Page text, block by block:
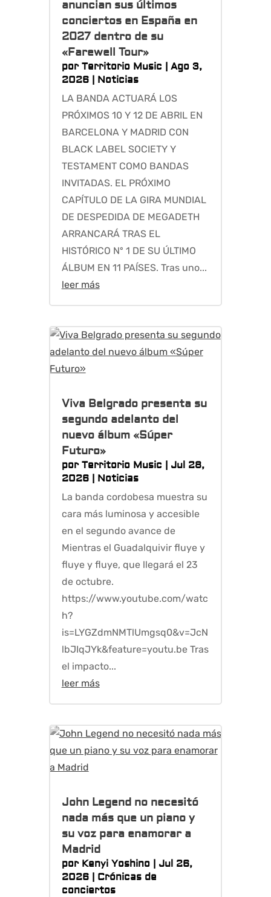
anuncian sus últimos
conciertos en España en
2027 dentro de su
«Farewell Tour»
por Territorio Music | Ago 3,
2026| Noticias
LA BANDA ACTUARÁ LOS
PRÓXIMOS 10 Y 12 DE ABRIL EN
BARCELONA Y MADRID CON
BLACK LABEL SOCIETY Y
TESTAMENT COMO BANDAS
INVITADAS. EL PRÓXIMO
CAPÍTULO DE LA GIRA MUNDIAL
DE DESPEDIDA DE MEGADETH
ARRANCARÁ TRAS EL
HISTÓRICO Nº 1 DE SU ÚLTIMO
ÁLBUM EN 11 PAÍSES. Tras uno...
leer más
Viva Belgrado presenta su
segundo adelanto del
nuevo álbum «Súper
Futuro»
por Territorio Music | Jul 28,
2026| Noticias
La banda cordobesa muestra su
cara más luminosa y accesible
en el segundo avance de
Mientras el Guadalquivir fluye y
fluye y fluye, que llegará el 23
de octubre.
https://www.youtube.com/watc
h?
is=LYGZdmNMTlUmgsq0&v=JcN
lbJIqJYk&feature=youtu.be Tras
el impacto...
leer más
John Legend no necesitó
nada más que un piano y
su voz para enamorar a
Madrid
por Kenyi Yoshino| Jul 26,
2026| Crónicas de
conciertos